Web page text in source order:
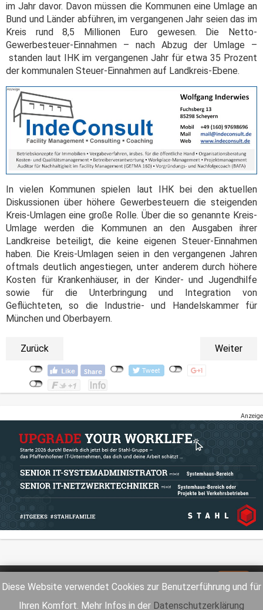
Diese Website verwendet Cookies zur Benutzerführung und für
Ihren Komfort. Mehr Infos in der Datenschutzerklärung
im Jahr davor. Davon müssen die Kommunen eine Umlage an
Bund und Länder abführen, im vergangenen Jahr seien das im
Kreis rund 8,5 Millionen Euro gewesen. Die Netto-
Gewerbesteuer-Einnahmen – nach Abzug der Umlage –
standen laut IHK im vergangenen Jahr für etwa 35 Prozent
der kommunalen Steuer-Einnahmen auf Landkreis-Ebene.
In vielen Kommunen spielen laut IHK bei den aktuellen
Diskussionen über höhere Gewerbesteuern die steigenden
Kreis-Umlagen eine große Rolle. Über die so genannte Kreis-
Umlage werden die Kommunen an den Ausgaben ihrer
Landkreise beteiligt, die keine eigenen Steuer-Einnahmen
haben. Die Kreis-Umlagen seien in den vergangenen Jahren
oftmals deutlich angestiegen, unter anderem durch höhere
Kosten für Krankenhäuser, in der Kinder- und Jugendhilfe
sowie für die Unterbringung und Integration von
Geflüchteten, so die Industrie- und Handelskammer für
München und Oberbayern.
Zurück Weiter
Anzeige